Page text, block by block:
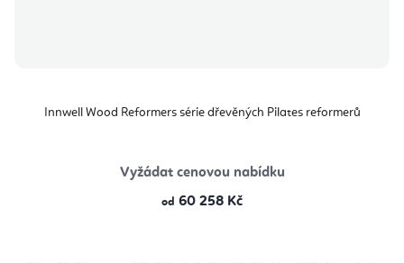
Innwell Wood Reformers série dřevěných Pilates reformerů
Vyžádat cenovou nabídku
od 60 258 Kč